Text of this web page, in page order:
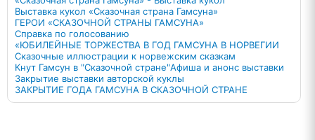
Выставка кукол «Сказочная страна Гамсуна»
ГЕРОИ «СКАЗОЧНОЙ СТРАНЫ ГАМСУНА»
Справка по голосованию
«ЮБИЛЕЙНЫЕ ТОРЖЕСТВА В ГОД ГАМСУНА В НОРВЕГИИ
Сказочные иллюстрации к норвежским сказкам
Кнут Гамсун в "Сказочной стране"Афиша и анонс выставки
Закрытие выставки авторской куклы
ЗАКРЫТИЕ ГОДА ГАМСУНА В СКАЗОЧНОЙ СТРАНЕ